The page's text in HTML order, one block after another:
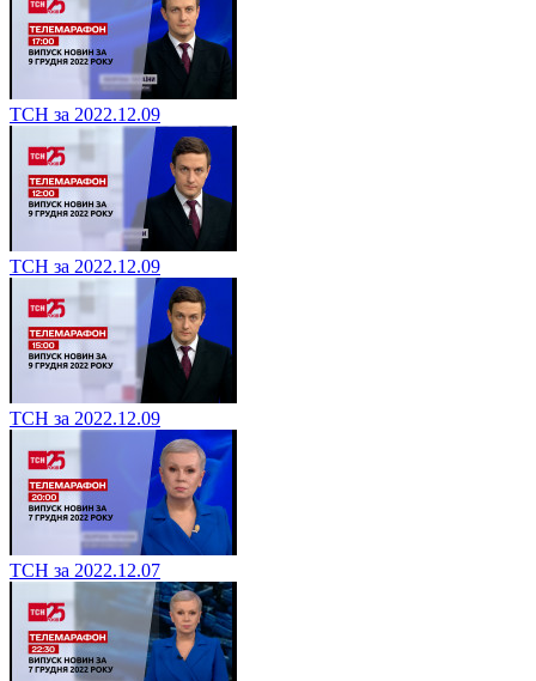
ТСН за 2022.12.09
ТСН за 2022.12.09
ТСН за 2022.12.09
ТСН за 2022.12.07